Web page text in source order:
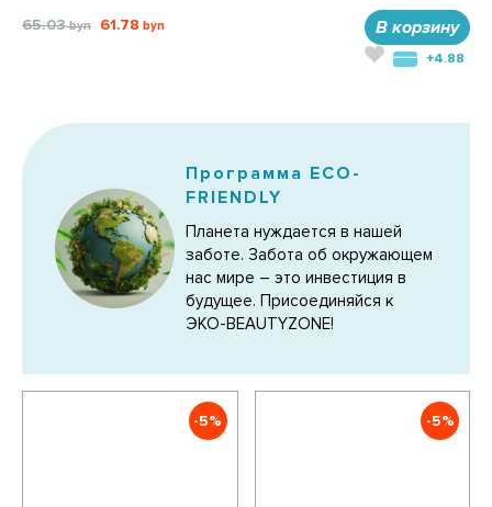
65.03 61.78 В корзину
+4.88
Программа ECO-
FRIENDLY
Планета нуждается в нашей
заботе. Забота об окружающем
нас мире – это инвестиция в
будущее. Присоединяйся к
ЭКО-BEAUTYZONE!
-5% -5%